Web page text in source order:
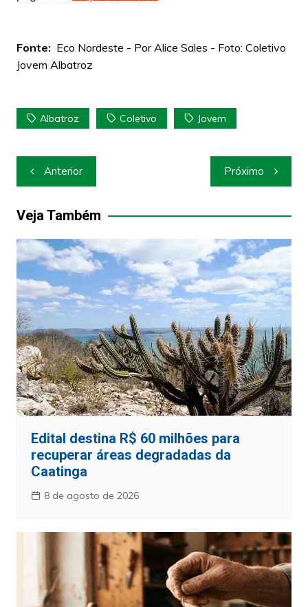
Fonte: Eco Nordeste - Por Alice Sales - Foto: Coletivo
Jovem Albatroz
Albatroz Coletivo Jovem
Navegação
de
Post
Anterior Próximo
Veja Também
Edital destina R$ 60 milhões para
recuperar áreas degradadas da
Caatinga
8 de agosto de 2026